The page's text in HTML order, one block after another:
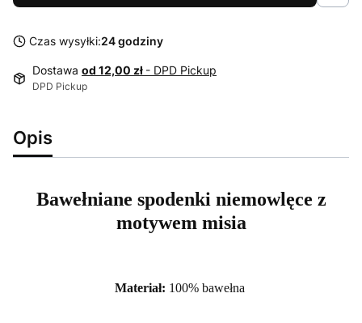
Czas wysyłki:24 godziny
Dostawa od 12,00 zł - DPD Pickup
DPD Pickup
Opis
Bawełniane spodenki niemowlęce z
motywem misia
Materiał: 100% bawełna